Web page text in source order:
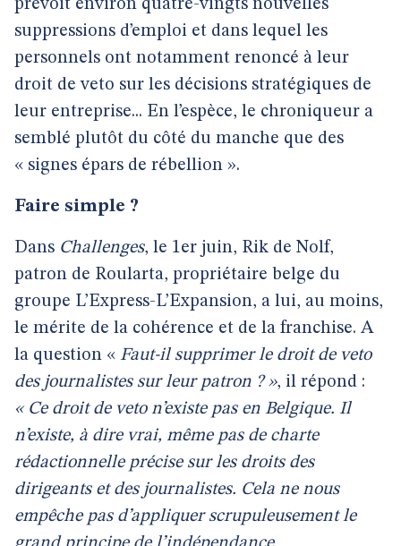
prévoit environ quatre-vingts nouvelles
suppressions d’emploi et dans lequel les
personnels ont notamment renoncé à leur
droit de veto sur les décisions stratégiques de
leur entreprise... En l’espèce, le chroniqueur a
semblé plutôt du côté du manche que des
« signes épars de rébellion ».
Faire simple ?
Dans Challenges, le 1er juin, Rik de Nolf,
patron de Roularta, propriétaire belge du
groupe L’Express-L’Expansion, a lui, au moins,
le mérite de la cohérence et de la franchise. A
la question « Faut-il supprimer le droit de veto
des journalistes sur leur patron ? », il répond :
« Ce droit de veto n’existe pas en Belgique. Il
n’existe, à dire vrai, même pas de charte
rédactionnelle précise sur les droits des
dirigeants et des journalistes. Cela ne nous
empêche pas d’appliquer scrupuleusement le